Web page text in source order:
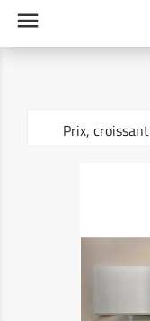

Prix, croissant